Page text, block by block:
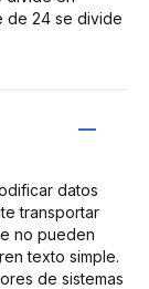
de 24 se divide
datos
transportar
no pueden
texto simple.
de sistemas